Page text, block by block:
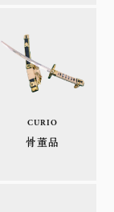
CURIO
骨董品